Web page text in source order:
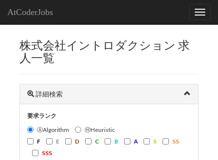
AtCoderJobs
株式会社イントロダクション 求
人一覧
詳細検索
要求ランク
ⒶAlgorithm
ⒽHeuristic
F
E D C B A S
SS
SSS